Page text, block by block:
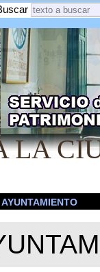
LA
AYUNTAMIENTO